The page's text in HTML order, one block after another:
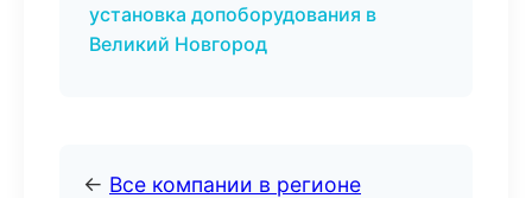
установка допоборудования в
Великий Новгород
← Все компании в регионе